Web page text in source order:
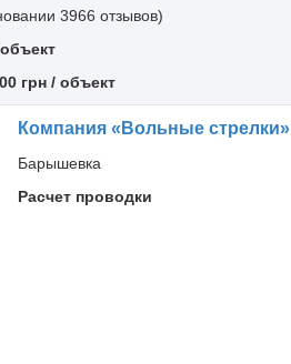
3966 отзывов)
грн / объект
Компания «Вольные стрелки»
Барышевка
Расчет проводки